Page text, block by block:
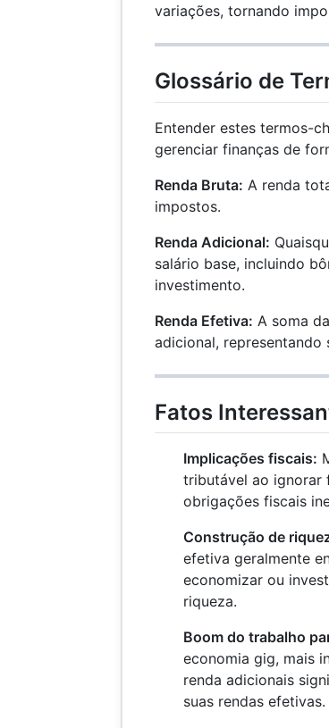
variações, tornando
Glossário de
Entender estes termos-
gerenciar finanças de
Renda Bruta: A renda
impostos.
Renda Adicional:
salário base, incluindo
investimento.
Renda Efetiva: A soma
adicional, representando
Fatos
Implicações fiscais:
tributável ao ignorar
obrigações fiscais
Construção de
efetiva geralmente
economizar ou
riqueza.
Boom do trabalho
economia gig, mais
renda adicionais
suas rendas efetivas.